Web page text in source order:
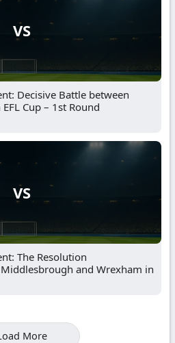
VS
Decisive Battle between
Cup – 1st Round
VS
The Resolution
and Wrexham in
More